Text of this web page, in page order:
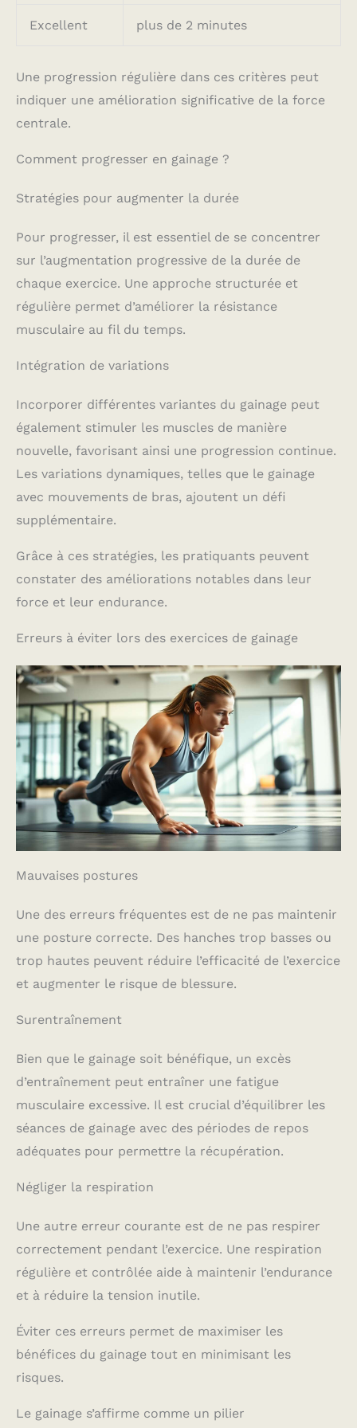
Excellent plus de 2 minutes
Une progression régulière dans ces critères peut
indiquer une amélioration significative de la force
centrale.
Comment progresser en gainage ?
Stratégies pour augmenter la durée
Pour progresser, il est essentiel de se concentrer
sur l’augmentation progressive de la durée de
chaque exercice. Une approche structurée et
régulière permet d’améliorer la résistance
musculaire au fil du temps.
Intégration de variations
Incorporer différentes variantes du gainage peut
également stimuler les muscles de manière
nouvelle, favorisant ainsi une progression continue.
Les variations dynamiques, telles que le gainage
avec mouvements de bras, ajoutent un défi
supplémentaire.
Grâce à ces stratégies, les pratiquants peuvent
constater des améliorations notables dans leur
force et leur endurance.
Erreurs à éviter lors des exercices de gainage
Mauvaises postures
Une des erreurs fréquentes est de ne pas maintenir
une posture correcte. Des hanches trop basses ou
trop hautes peuvent réduire l’efficacité de l’exercice
et augmenter le risque de blessure.
Surentraînement
Bien que le gainage soit bénéfique, un excès
d’entraînement peut entraîner une fatigue
musculaire excessive. Il est crucial d’équilibrer les
séances de gainage avec des périodes de repos
adéquates pour permettre la récupération.
Négliger la respiration
Une autre erreur courante est de ne pas respirer
correctement pendant l’exercice. Une respiration
régulière et contrôlée aide à maintenir l’endurance
et à réduire la tension inutile.
Éviter ces erreurs permet de maximiser les
bénéfices du gainage tout en minimisant les
risques.
Le gainage s’affirme comme un pilier